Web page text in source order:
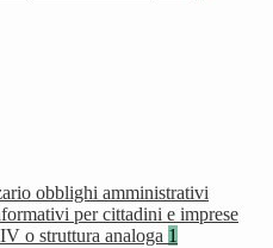
obblighi amministrativi
per cittadini e imprese
o struttura analoga 1